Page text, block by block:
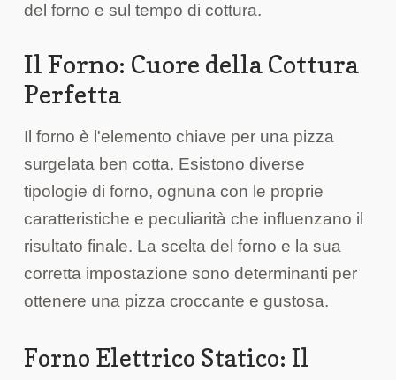
del forno e sul tempo di cottura.
Il Forno: Cuore della Cottura
Perfetta
Il forno è l'elemento chiave per una pizza
surgelata ben cotta. Esistono diverse
tipologie di forno, ognuna con le proprie
caratteristiche e peculiarità che influenzano il
risultato finale. La scelta del forno e la sua
corretta impostazione sono determinanti per
ottenere una pizza croccante e gustosa.
Forno Elettrico Statico: Il